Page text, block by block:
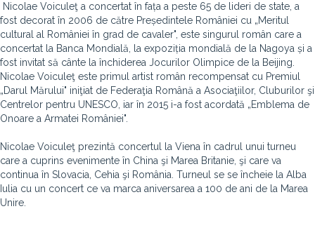
Nicolae Voiculeţ a concertat în fața a peste 65 de lideri de state, a
fost decorat în 2006 de către Președintele României cu „Meritul
cultural al României în grad de cavaler", este singurul român care a
concertat la Banca Mondială, la expoziția mondială de la Nagoya și a
fost invitat să cânte la închiderea Jocurilor Olimpice de la Beijing.
Nicolae Voiculeţ este primul artist român recompensat cu Premiul
„Darul Mărului" iniţiat de Federaţia Română a Asociaţiilor, Cluburilor şi
Centrelor pentru UNESCO, iar în 2015 i-a fost acordată „Emblema de
Onoare a Armatei României".
Nicolae Voiculeţ prezintă concertul la Viena în cadrul unui turneu
care a cuprins evenimente în China şi Marea Britanie, şi care va
continua în Slovacia, Cehia şi România. Turneul se se încheie la Alba
Iulia cu un concert ce va marca aniversarea a 100 de ani de la Marea
Unire.